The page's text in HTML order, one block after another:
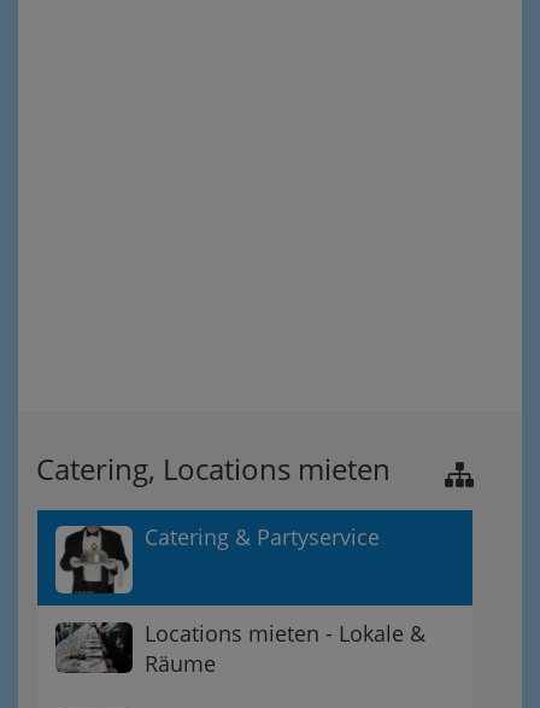
Catering, Locations mieten
Catering & Partyservice
Locations mieten - Lokale &
Räume